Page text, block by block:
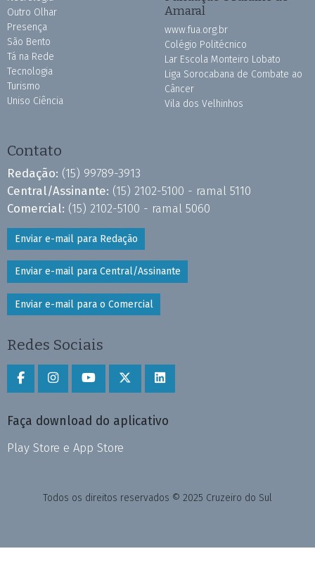
Outro Olhar
Presença
São Bento
Tá na Rede
Tecnologia
Turismo
Uniso Ciência
Amaral
www.fua.org.br
Colégio Politécnico
Lar Escola Monteiro Lobato
Liga Sorocabana de Combate ao
Câncer
Vila dos Velhinhos
Contato
Redação: (15) 99789-3913
Central/Assinante: (15) 2102-5100 - ramal 5110
Comercial: (15) 2102-5100 - ramal 5060
Enviar e-mail para Redação
Enviar e-mail para Central/Assinante
Enviar e-mail para o Comercial
Redes Sociais
Faça download do aplicativo
Play Store e App Store
Todos os direitos reservados © 2025 Cruzeiro do Sul